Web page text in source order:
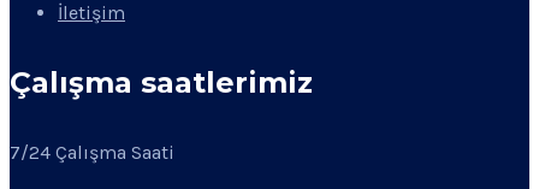
İletişim
Çalışma saatlerimiz
7/24 Çalışma Saati